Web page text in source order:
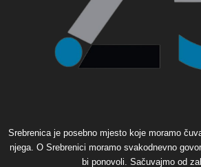
Srebrenica je posebno mjesto koje moramo
njega. O Srebrenici moramo svakodnevno
bi ponovoli. Sačuvajmo od